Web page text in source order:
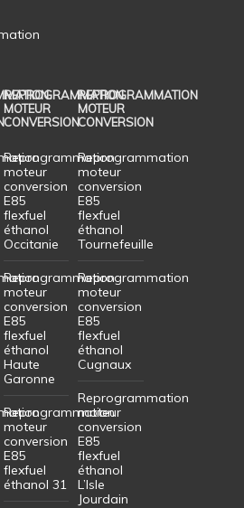
REPROGRAMMATION
MOTEUR
CONVERSION
Reprogrammation
moteur
conversion
E85
flexfuel
éthanol
Occitanie
Reprogrammation
moteur
conversion
E85
flexfuel
éthanol
Haute
Garonne
Reprogrammation
moteur
conversion
E85
flexfuel
éthanol 31
REPROGRAMMATION
MOTEUR
CONVERSION
Reprogrammation
moteur
conversion
E85
flexfuel
éthanol
Tournefeuille
Reprogrammation
moteur
conversion
E85
flexfuel
éthanol
Cugnaux
Reprogrammation
moteur
conversion
E85
flexfuel
éthanol
L’Isle
Jourdain